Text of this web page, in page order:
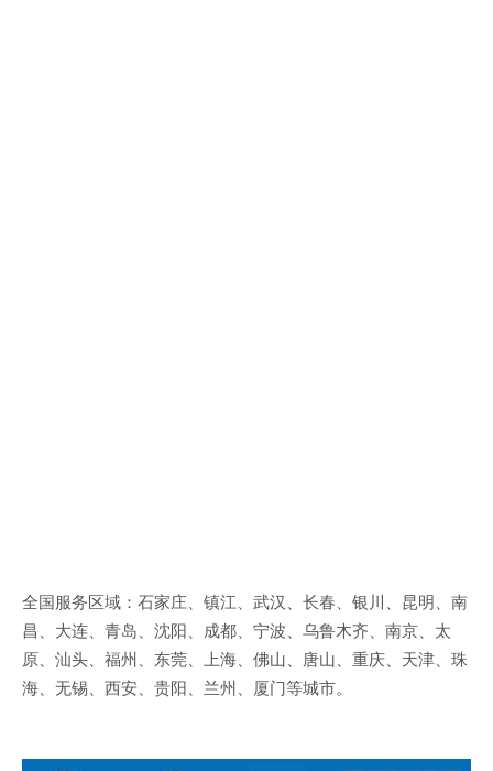
全国服务区域：石家庄、镇江、武汉、长春、银川、昆明、南
昌、大连、青岛、沈阳、成都、宁波、乌鲁木齐、南京、太
原、汕头、福州、东莞、上海、佛山、唐山、重庆、天津、珠
海、无锡、西安、贵阳、兰州、厦门等城市。